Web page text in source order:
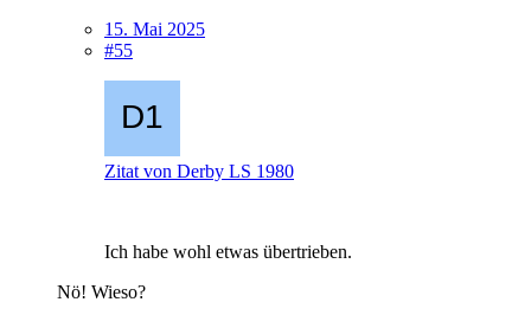
15. Mai 2025
#55
Zitat von Derby LS 1980
Ich habe wohl etwas übertrieben.
Nö! Wieso?